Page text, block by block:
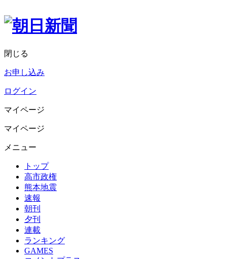
閉じる
お申し込み
ログイン
マイページ
マイページ
メニュー
トップ
高市政権
熊本地震
速報
朝刊
夕刊
連載
ランキング
GAMES